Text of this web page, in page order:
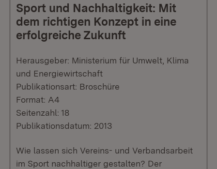
Sport und Nachhaltigkeit: Mit
dem richtigen Konzept in eine
erfolgreiche Zukunft
Herausgeber: Ministerium für Umwelt, Klima
und Energiewirtschaft
Publikationsart: Broschüre
Format: A4
Seitenzahl: 18
Publikationsdatum: 2013
Wie lassen sich Vereins- und Verbandsarbeit
im Sport nachhaltiger gestalten? Der